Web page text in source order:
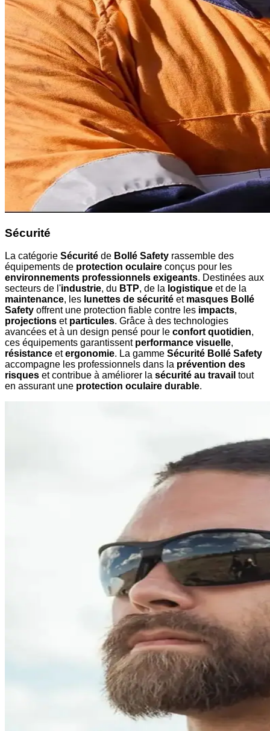
Sécurité
La catégorie Sécurité de Bollé Safety rassemble des
équipements de protection oculaire conçus pour les
environnements professionnels exigeants. Destinées aux
secteurs de l'industrie, du BTP, de la logistique et de la
maintenance, les lunettes de sécurité et masques Bollé
Safety offrent une protection fiable contre les impacts,
projections et particules. Grâce à des technologies
avancées et à un design pensé pour le confort quotidien,
ces équipements garantissent performance visuelle,
résistance etergonomie. La gamme Sécurité Bollé Safety
accompagne les professionnels dans la prévention des
risques et contribue à améliorer la sécurité au travail tout
en assurant une protection oculaire durable.